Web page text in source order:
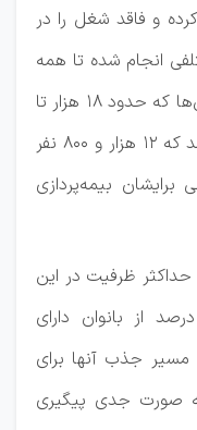
و فاقد شغل را در
انجام شده تا همه
افراد شرکت کنند. باتوجه به گمانه‌زنی‌ها که حدود ۱۸ هزار تا
۱۹ هزار فرد تحصیل‌کرده مشخص شد که ۱۲ هزار و ۸۰۰ نفر
بیمه‌پردازی
حداکثر ظرفیت در این
شرکت کردند. بیش از ۶۰ درصد از بانوان دارای
جذب آنها برای
صورت جدی پیگیری